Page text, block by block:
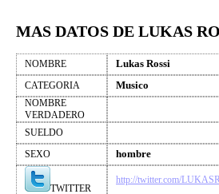
MAS DATOS DE LUKAS
NOMBRE Lukas Rossi
CATEGORIA Musico
NOMBRE
VERDADERO
SUELDO
SEXO
hombre
TWITTER
http://twitter.com/